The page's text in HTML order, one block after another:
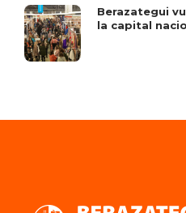
Berazategui
la capital